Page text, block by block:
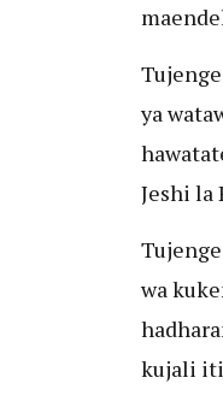
ya
Jeshi la
wa
kujali